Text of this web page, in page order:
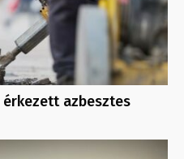
azbesztes